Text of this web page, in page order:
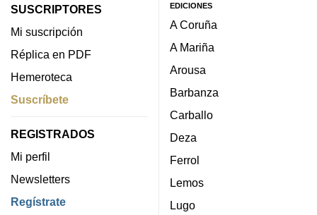
SUSCRIPTORES
Mi suscripción
Réplica en PDF
Hemeroteca
Suscríbete
REGISTRADOS
Mi perfil
Newsletters
Regístrate
EDICIONES
A Coruña
A Mariña
Arousa
Barbanza
Carballo
Deza
Ferrol
Lemos
Lugo